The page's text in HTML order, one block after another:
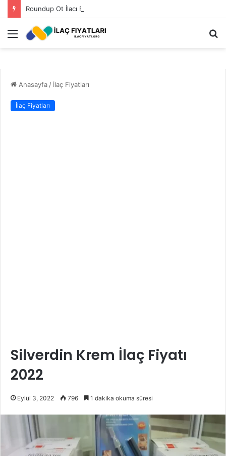
Roundup Ot İlacı Fiyatı 2023
Menü
Anasayfa/ İlaç Fiyatları
İlaç Fiyatları
Silverdin Krem İlaç Fiyatı
2022
Eylül 3, 2022 796 1 dakika okuma süresi